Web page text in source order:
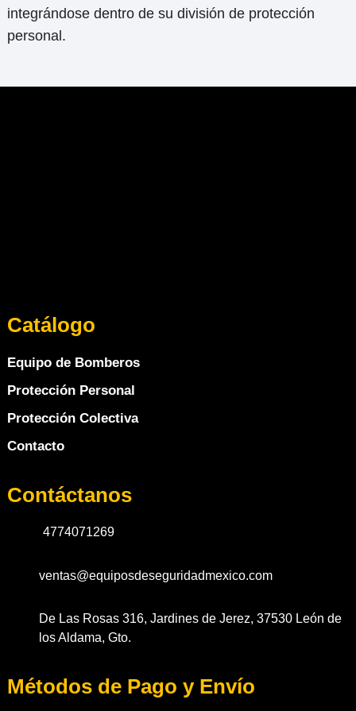
integrándose dentro de su división de protección
personal.
Catálogo
Equipo de Bomberos
Protección Personal
Protección Colectiva
Contacto
Contáctanos
4774071269
ventas@equiposdeseguridadmexico.com
De Las Rosas 316, Jardines de Jerez, 37530 León de
los Aldama, Gto.
Métodos de Pago y Envío